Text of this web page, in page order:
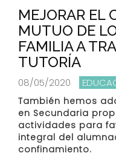
MEJORAR EL
MUTUO DE
FAMILIA A
TUTORÍA
08/05/2020
También hemos
en Secundaria
actividades para
integral del
confinamiento.